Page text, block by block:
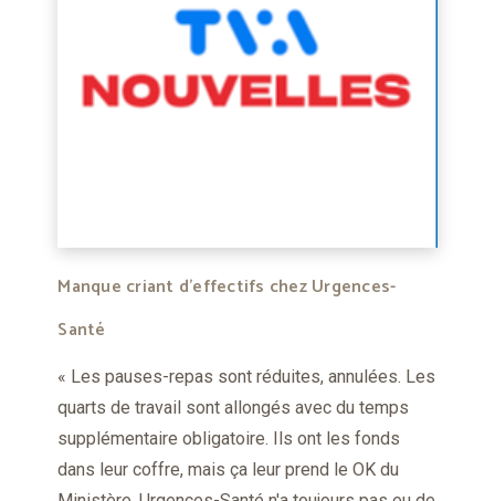
Manque criant d'effectifs chez Urgences-
Santé
« Les pauses-repas sont réduites, annulées. Les
quarts de travail sont allongés avec du temps
supplémentaire obligatoire. Ils ont les fonds
dans leur coffre, mais ça leur prend le OK du